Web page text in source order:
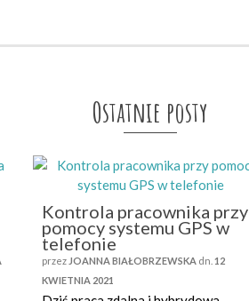
Ostatnie posty
Kontrola pracownika przy
pomocy systemu GPS w
telefonie
przez JOANNA BIAŁOBRZEWSKA dn.12
KWIETNIA 2021